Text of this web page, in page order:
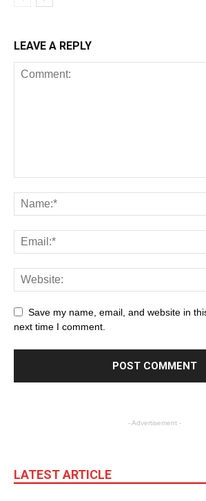
LEAVE A REPLY
Save my name, email, and website in
next time I comment.
- Advertisement -
LATEST ARTICLE